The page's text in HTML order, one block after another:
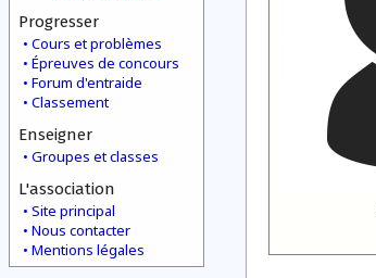
Progresser
Cours et problèmes
Épreuves de concours
Forum d'entraide
Classement
Enseigner
Groupes et classes
L'association
Site principal
Nous contacter
Mentions légales